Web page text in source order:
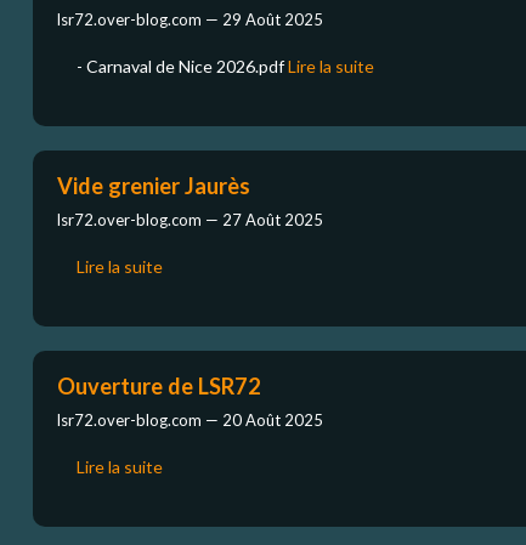
lsr72.over-blog.com — 29 Août 2025
- Carnaval de Nice 2026.pdfLire la suite
Vide grenier Jaurès
lsr72.over-blog.com — 27 Août 2025
Lire la suite
Ouverture de LSR72
lsr72.over-blog.com — 20 Août 2025
Lire la suite